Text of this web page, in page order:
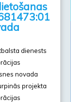
dienests
novada
projekta